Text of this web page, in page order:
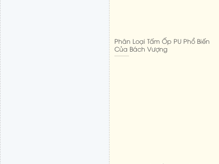
Phân Loại Tấm Ốp PU Phổ Biến
Của Bách Vượng